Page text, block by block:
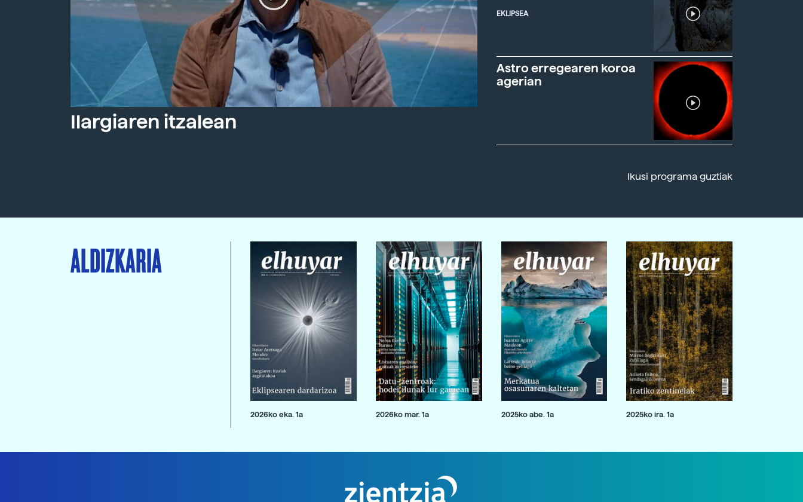
Ilargiaren itzalean
EKLIPSEA
Astro erregearen koroa
agerian
Ikusi programa guztiak
ALDIZKARIA
2026ko eka. 1a 2026ko mar. 1a 2025ko abe. 1a 2025ko ira. 1a